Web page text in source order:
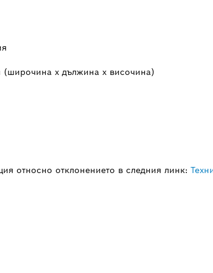
(широчина x дължина x височина)
относно отклонението в следния линк: